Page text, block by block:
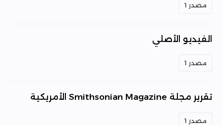
مصدر 1
الفيديو الأصلي
مصدر 1
تقرير مجلة Smithsonian Magazine الأمريكية
مصدر 1